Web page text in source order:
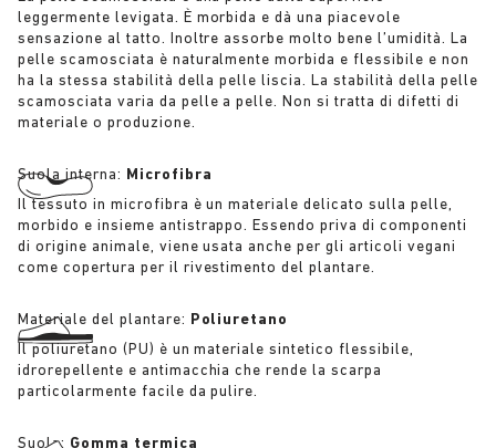
leggermente levigata. È morbida e dà una piacevole
sensazione al tatto. Inoltre assorbe molto bene l’umidità. La
pelle scamosciata è naturalmente morbida e flessibile e non
ha la stessa stabilità della pelle liscia. La stabilità della pelle
scamosciata varia da pelle a pelle. Non si tratta di difetti di
materiale o produzione.
Suola interna: Microfibra
Il tessuto in microfibra è un materiale delicato sulla pelle,
morbido e insieme antistrappo. Essendo priva di componenti
di origine animale, viene usata anche per gli articoli vegani
come copertura per il rivestimento del plantare.
Materiale del plantare: Poliuretano
Il poliuretano (PU) è un materiale sintetico flessibile,
idrorepellente e antimacchia che rende la scarpa
particolarmente facile da pulire.
Suola: Gomma termica